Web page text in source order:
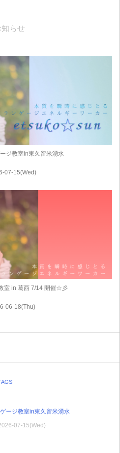
知らせ
ジ教室in東久留米湧水
07-15(Wed)
室 in 葛西 7/14 開催☆彡
06-18(Thu)
ージ教室in東久留米湧水
07-15(Wed)